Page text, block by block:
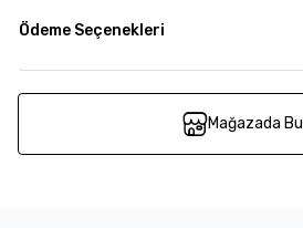
Ödeme Seçenekleri
Mağazada Bul